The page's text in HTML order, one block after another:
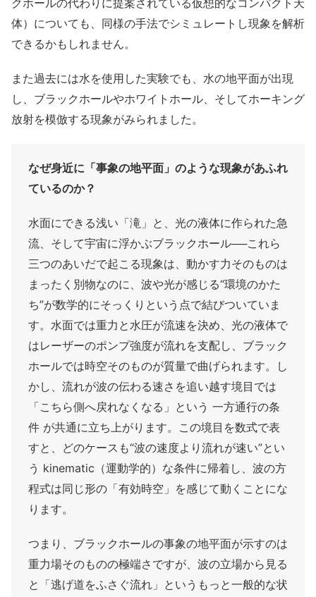
クホールの代わりに提案されている仮想的なコンパクト天
体）についても、同様の手法でシミュレートし現象を解析
できるかもしれません。
また過去には水を使用した実験でも、水の地平面が出現
し、ブラックホールやホワイトホール、そしてホーキング
放射を模倣する現象がみられました。
なぜ身近に「事象の地平面」のような現象があふれ
ているのか？
水面にできる浅い「滝」と、光の液体に作られた急
流、そして宇宙に浮かぶブラックホール──これら
三つのあいだで起こる現象は、動かす力そのものは
まったく別物なのに、波や光が感じる“環境のかた
ち”が数学的にそっくりという点で結びついていま
す。水面では重力と水圧が流速を決め、光の液体で
はレーザーのポンプ強度が流れを支配し、ブラック
ホールでは時空そのものが質量で曲げられます。し
かし、流れが波の伝わる速さを追い越す境目では
「こちら側へ戻れなくなる」という 一方通行の条
件 が共通に立ち上がります。この境目を数式で表
すと、どのケースも“波の速度より流れが速い”とい
う kinematic（運動学的）な条件に帰着し、波の方
程式は同じ形の「有効時空」を感じて動くことにな
ります。
つまり、ブラックホールの事象の地平面が示すのは
重力場そのものの極端さですが、波の立場から見る
と「逃げ道をふさぐ流れ」というもっと一般的な状